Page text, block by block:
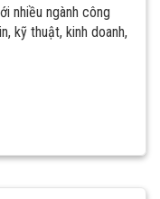
nhiều ngành công
kỹ thuật, kinh doanh,